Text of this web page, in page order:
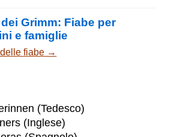
Grimm: Fiabe per
e famiglie
fiabe →
(Tedesco)
(Inglese)